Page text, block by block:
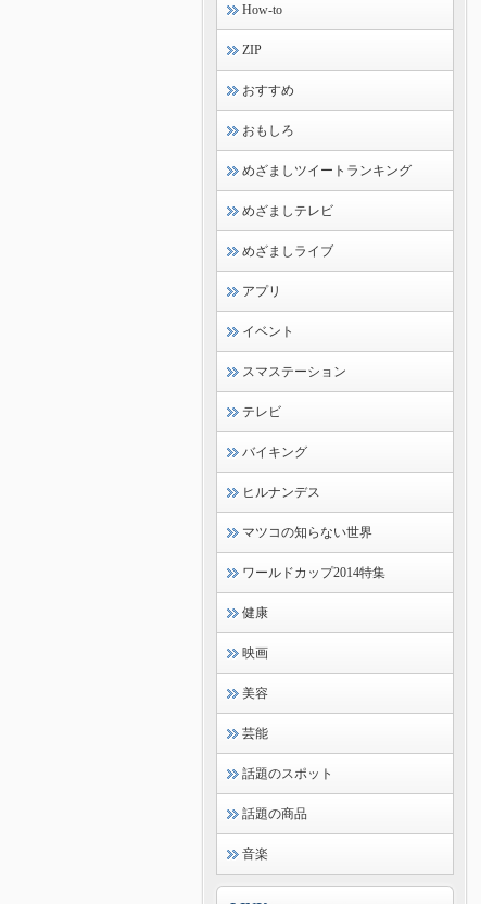
How-to
ZIP
おすすめ
おもしろ
めざましツイートランキング
めざましテレビ
めざましライブ
アプリ
イベント
スマステーション
テレビ
バイキング
ヒルナンデス
マツコの知らない世界
ワールドカップ2014特集
健康
映画
美容
芸能
話題のスポット
話題の商品
音楽